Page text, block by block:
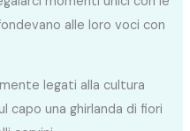
alle loro voci con
legati alla cultura
capo una ghirlanda di fiori